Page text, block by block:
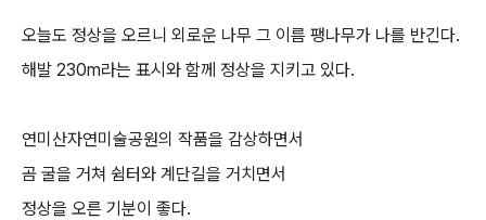
오늘도 정상을 오르니 외로운 나무 그 이름 팽나무가 나를 반긴다.
해발 230m라는 표시와 함께 정상을 지키고 있다.
연미산자연미술공원의 작품을 감상하면서
곰 굴을 거쳐 쉼터와 계단길을 거치면서
정상을 오른 기분이 좋다.